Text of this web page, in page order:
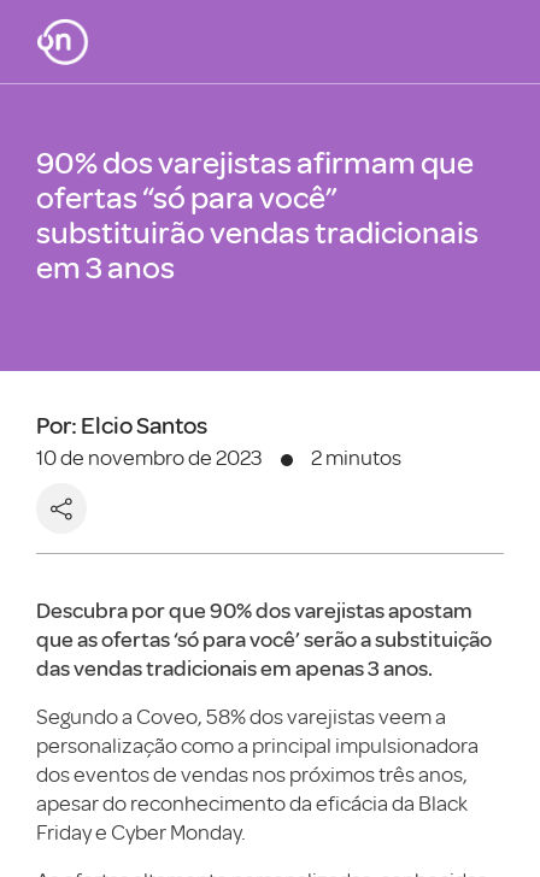
90% dos varejistas afirmam que
ofertas “só para você”
substituirão vendas tradicionais
em 3 anos
Por: Elcio Santos
10 de novembro de 2023 2 minutos
Descubra por que 90% dos varejistas apostam
que as ofertas ‘só para você’ serão a substituição
das vendas tradicionais em apenas 3 anos.
Segundo a Coveo, 58% dos varejistas veem a
personalização como a principal impulsionadora
dos eventos de vendas nos próximos três anos,
apesar do reconhecimento da eficácia da Black
Friday e Cyber Monday.